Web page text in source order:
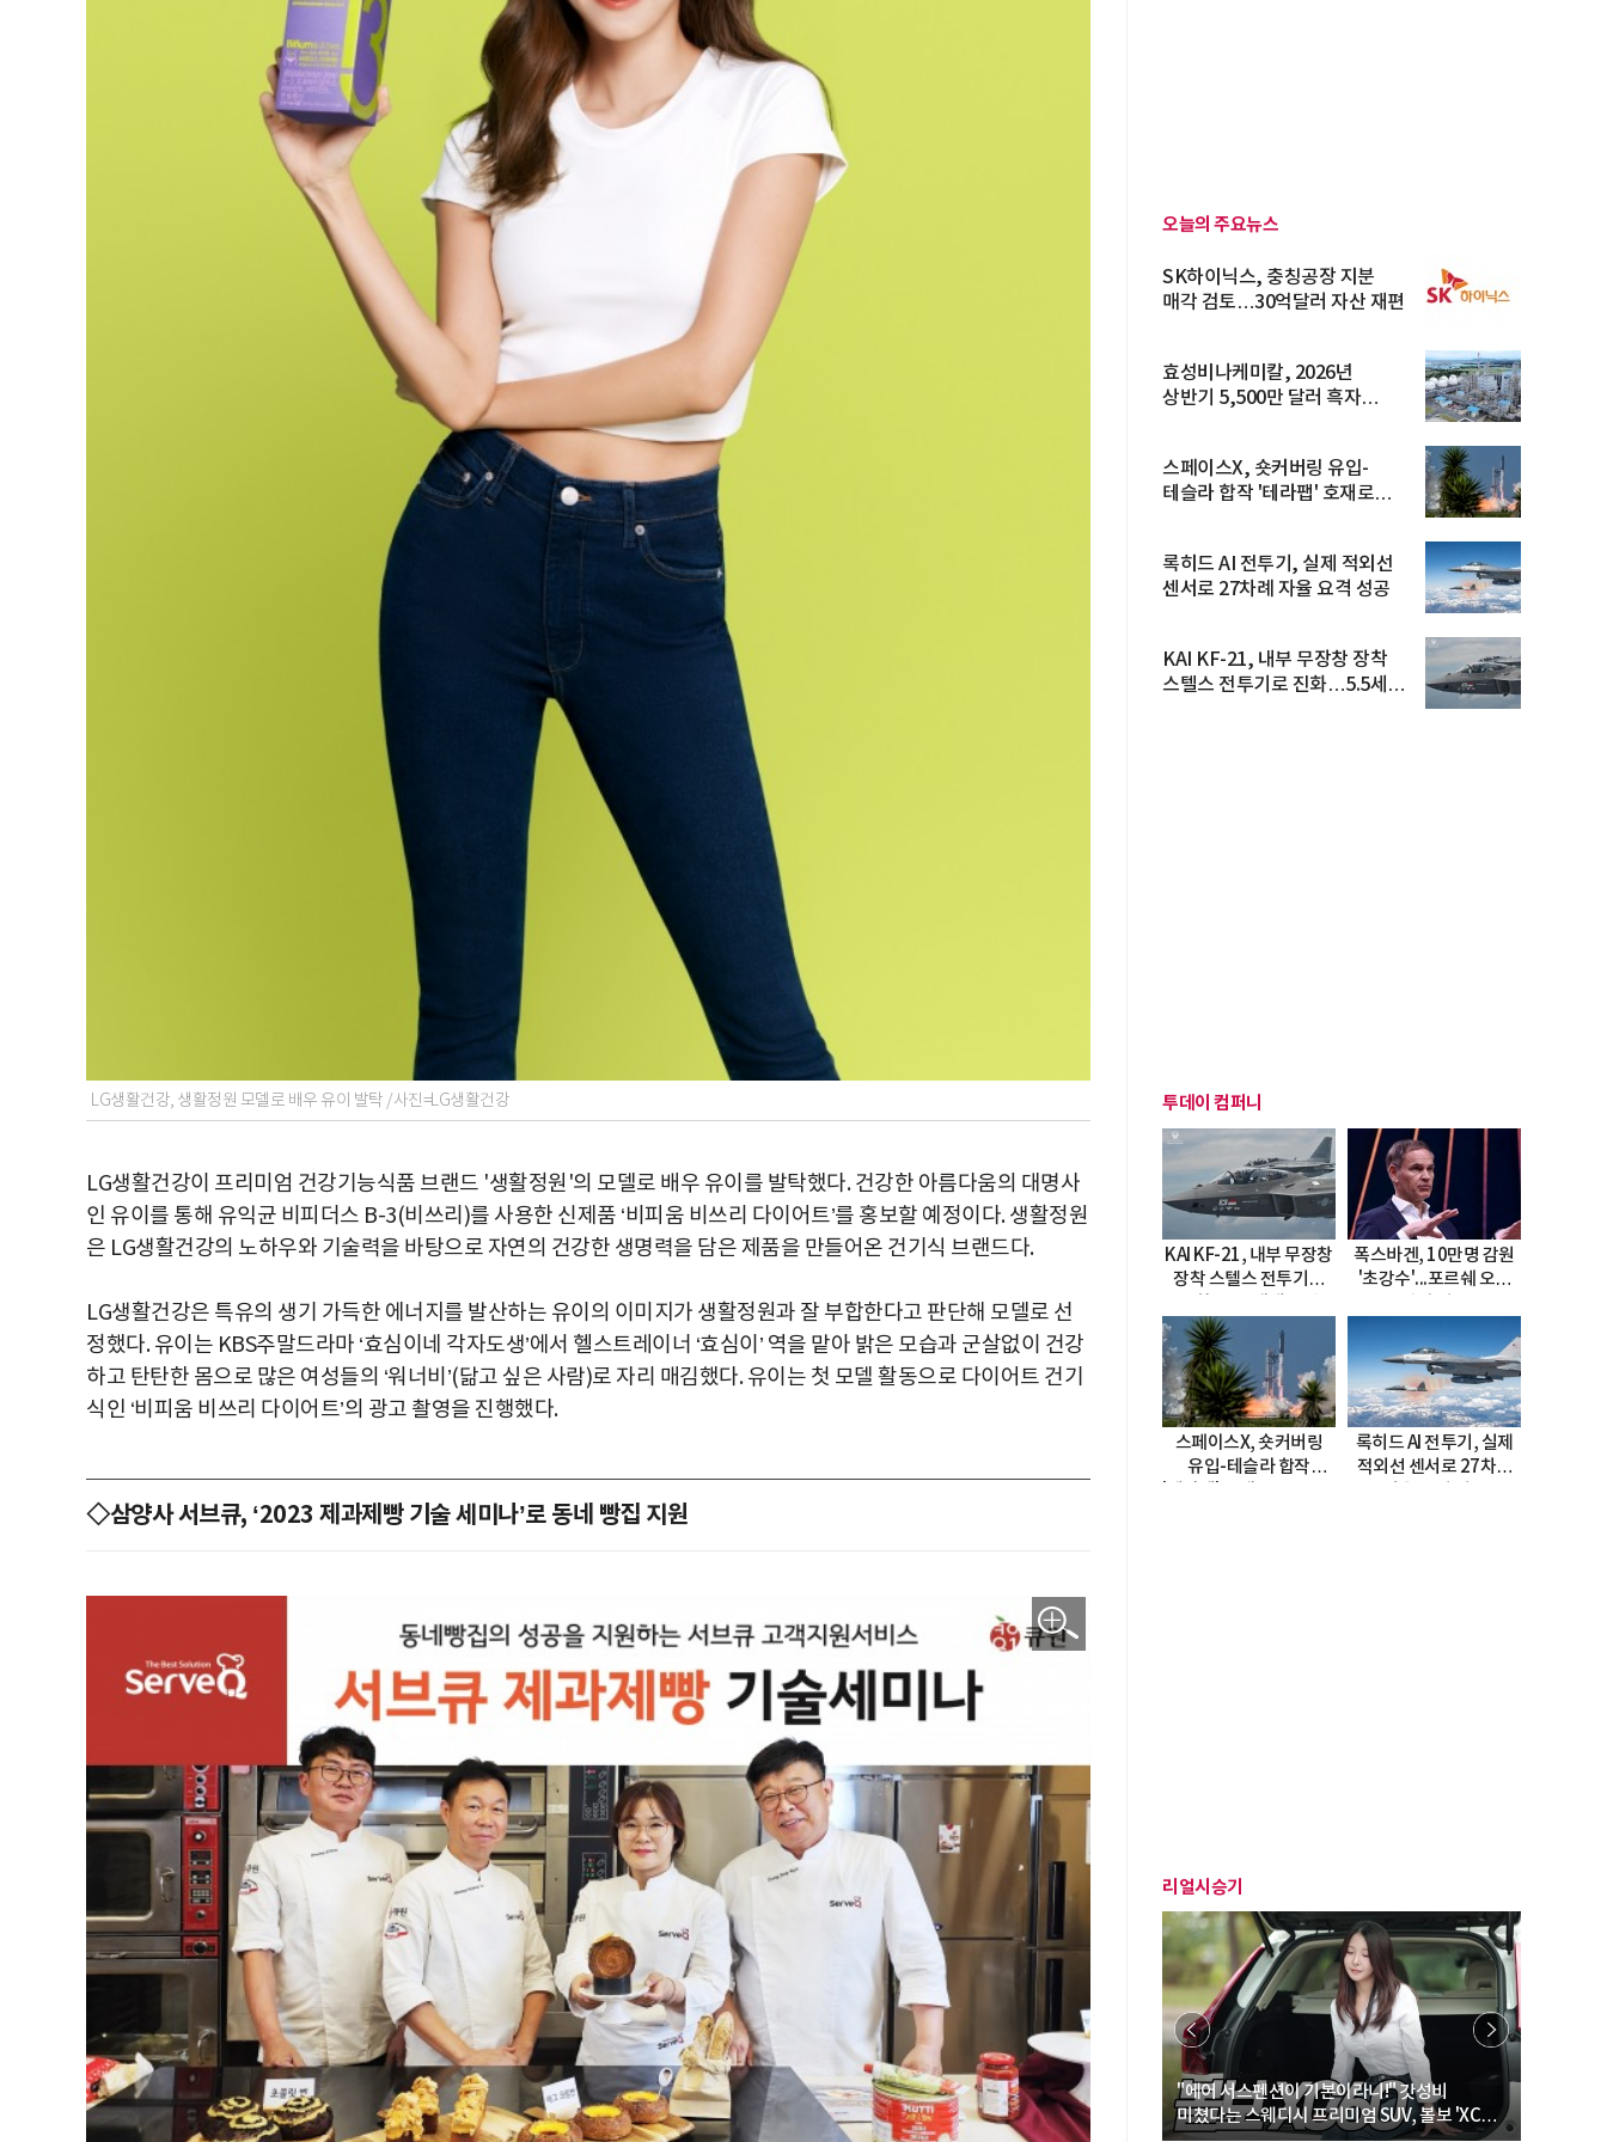
LG생활건강, 생활정원 모델로 배우 유이 발탁 /사진=LG생활건강
LG생활건강이 프리미엄 건강기능식품 브랜드 '생활정원'의 모델로 배우 유이를 발탁했다. 건강한 아름다움의 대명사
인 유이를 통해 유익균 비피더스 B-3(비쓰리)를 사용한 신제품 ‘비피움 비쓰리 다이어트’를 홍보할 예정이다. 생활정원
은 LG생활건강의 노하우와 기술력을 바탕으로 자연의 건강한 생명력을 담은 제품을 만들어온 건기식 브랜드다.
LG생활건강은 특유의 생기 가득한 에너지를 발산하는 유이의 이미지가 생활정원과 잘 부합한다고 판단해 모델로 선
정했다. 유이는 KBS주말드라마 ‘효심이네 각자도생’에서 헬스트레이너 ‘효심이’ 역을 맡아 밝은 모습과 군살없이 건강
하고 탄탄한 몸으로 많은 여성들의 ‘워너비’(닮고 싶은 사람)로 자리 매김했다. 유이는 첫 모델 활동으로 다이어트 건기
식인 ‘비피움 비쓰리 다이어트’의 광고 촬영을 진행했다.
◇삼양사 서브큐, ‘2023 제과제빵 기술 세미나’로 동네 빵집 지원
오늘의 주요뉴스
SK하이닉스, 충칭공장 지분
매각 검토…30억달러 자산 재편
효성비나케미칼, 2026년
상반기 5,500만 달러 흑자
스페이스X, 숏커버링 유입-
테슬라 합작 '테라팹' 호재로
록히드 AI 전투기, 실제 적외선
센서로 27차례 자율 요격 성공
KAI KF-21, 내부 무장창 장착
스텔스 전투기로 진화…5.5세대
투데이 컴퍼니
KAI KF-21, 내부 무장창
장착 스텔스 전투기로
폭스바겐, 10만명 감원
'초강수'...포르쉐 오너
스페이스X, 숏커버링
유입-테슬라 합작
록히드 AI 전투기, 실제
적외선 센서로 27차례
리얼시승기
박지수 아나운서가 타본 ‘전설의 무쏘’… “여성·
초보자도 반할 반전 매력”
"에어 서스펜션이 기본이라니!" 갓성비
미쳤다는 스웨디시 프리미엄 SUV, 볼보 'XC60